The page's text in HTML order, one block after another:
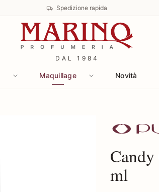
Spedizione rapida
DAL 1984
Maquillage Novità
Scopri i
ml